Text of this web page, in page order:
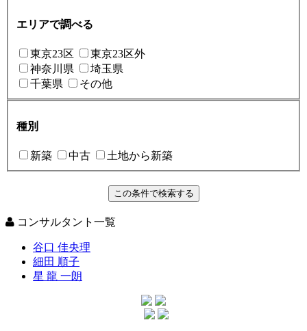
エリアで調べる
東京23区
東京23区外
神奈川県
埼玉県
千葉県
その他
種別
新築 中古 土地から新築
コンサルタント一覧
谷口 佳央理
細田 順子
星 龍 一朗